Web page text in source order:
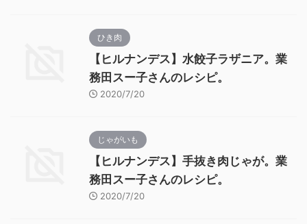
ひき肉
【ヒルナンデス】水餃子ラザニア。業
務田スー子さんのレシピ。
2020/7/20
じゃがいも
【ヒルナンデス】手抜き肉じゃが。業
務田スー子さんのレシピ。
2020/7/20